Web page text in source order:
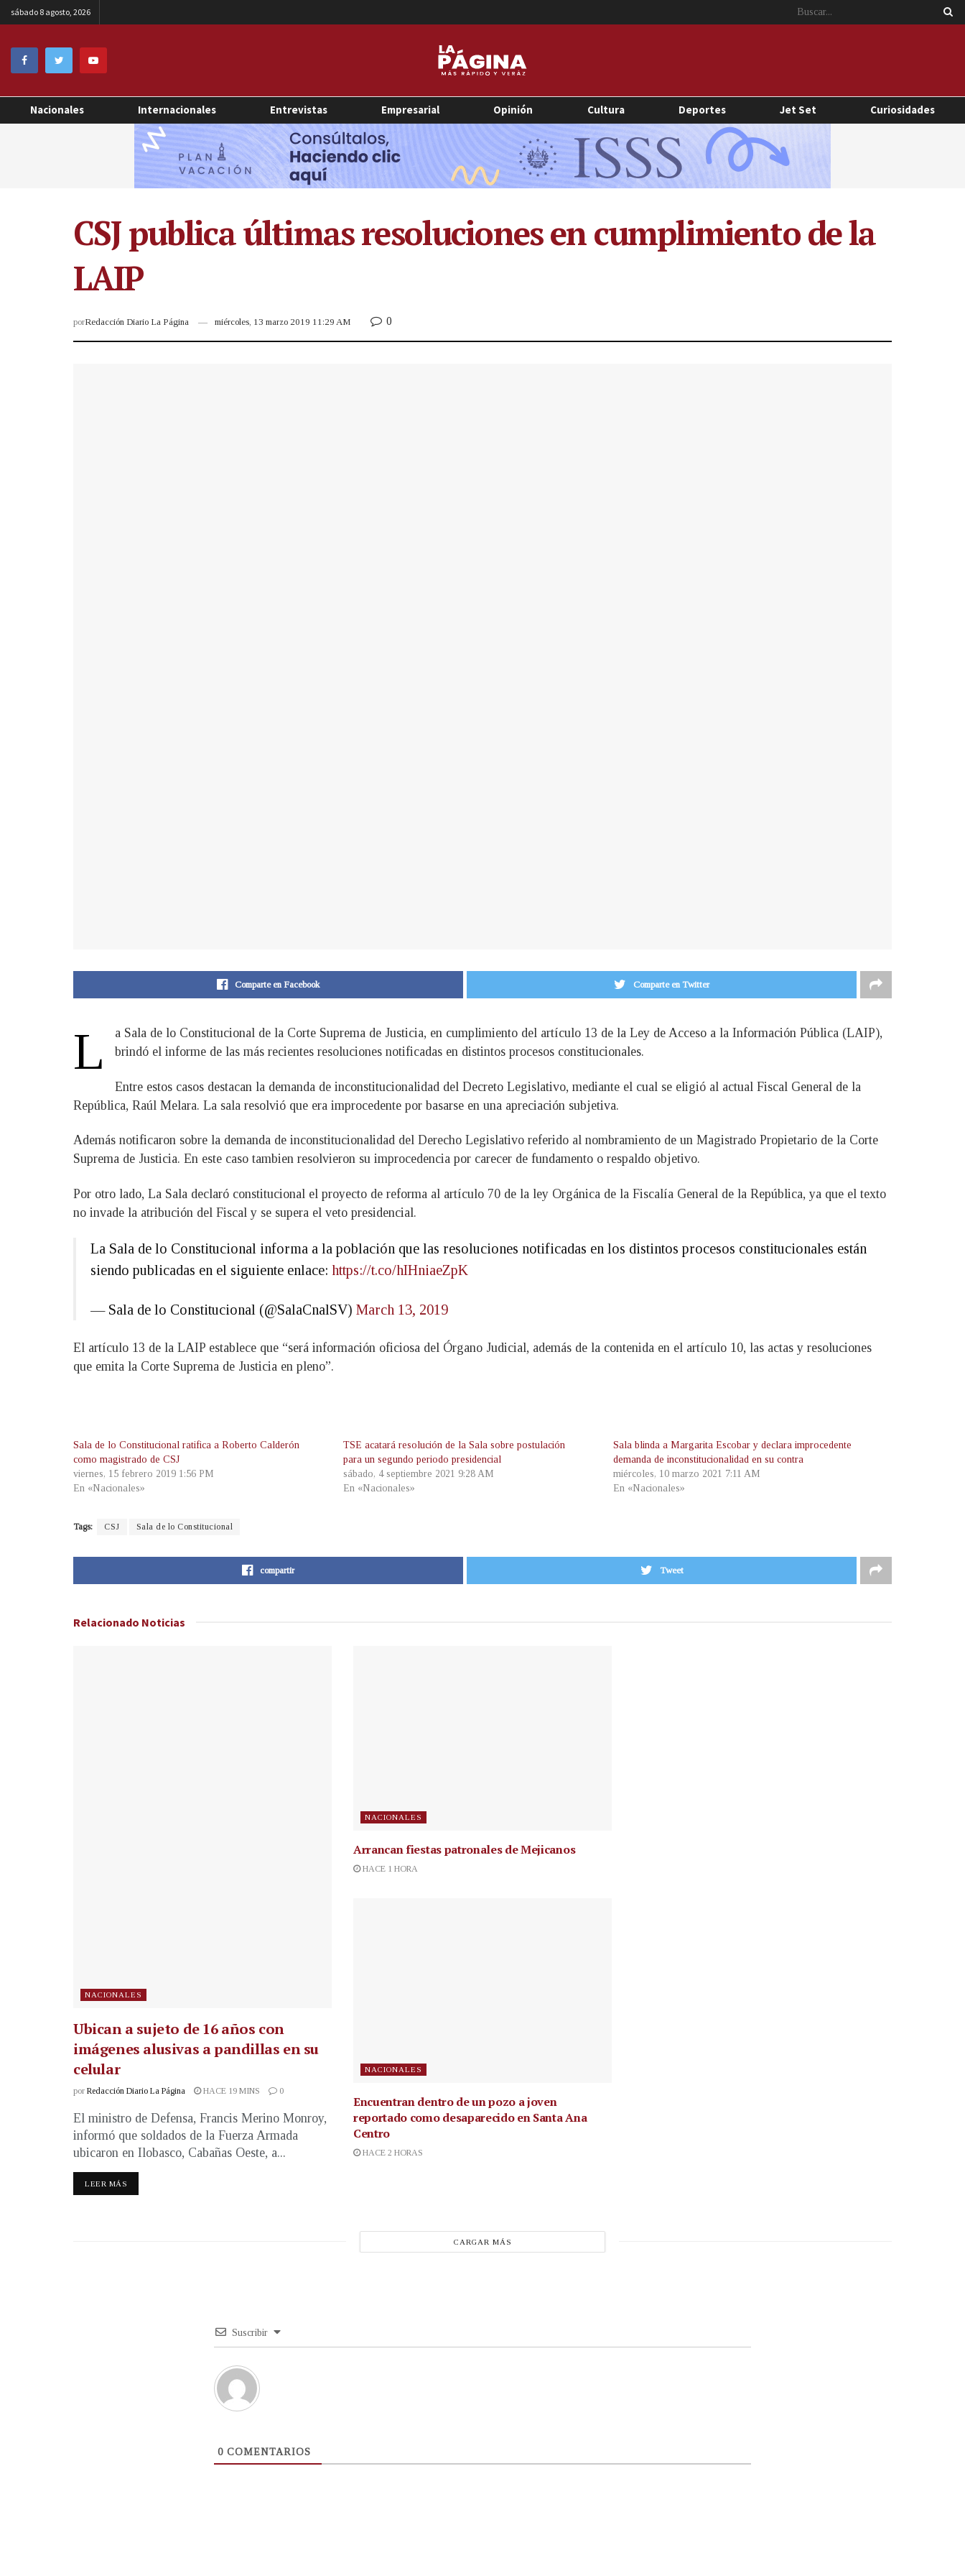
sábado 8 agosto, 2026
Nacionales Internacionales Entrevistas Empresarial Opinión Cultura Deportes Jet Set Curiosidades
CSJ publica últimas resoluciones en cumplimiento de la
LAIP
porRedacción Diario La Página miércoles, 13 marzo 2019 11:29 AM 0
Comparte en Facebook Comparte en Twitter
L
a Sala de lo Constitucional de la Corte Suprema de Justicia, en cumplimiento del artículo 13 de la Ley de Acceso a la Información Pública (LAIP),
brindó el informe de las más recientes resoluciones notificadas en distintos procesos constitucionales.
Entre estos casos destacan la demanda de inconstitucionalidad del Decreto Legislativo, mediante el cual se eligió al actual Fiscal General de la
República, Raúl Melara. La sala resolvió que era improcedente por basarse en una apreciación subjetiva.
Además notificaron sobre la demanda de inconstitucionalidad del Derecho Legislativo referido al nombramiento de un Magistrado Propietario de la Corte
Suprema de Justicia. En este caso tambien resolvieron su improcedencia por carecer de fundamento o respaldo objetivo.
Por otro lado, La Sala declaró constitucional el proyecto de reforma al artículo 70 de la ley Orgánica de la Fiscalía General de la República, ya que el texto
no invade la atribución del Fiscal y se supera el veto presidencial.
La Sala de lo Constitucional informa a la población que las resoluciones notificadas en los distintos procesos constitucionales están
siendo publicadas en el siguiente enlace: https://t.co/hIHniaeZpK
— Sala de lo Constitucional (@SalaCnalSV) March 13, 2019
El artículo 13 de la LAIP establece que “será información oficiosa del Órgano Judicial, además de la contenida en el artículo 10, las actas y resoluciones
que emita la Corte Suprema de Justicia en pleno”.
Sala de lo Constitucional ratifica a Roberto Calderón
como magistrado de CSJ
viernes, 15 febrero 2019 1:56 PM
En «Nacionales»
TSE acatará resolución de la Sala sobre postulación
para un segundo periodo presidencial
sábado, 4 septiembre 2021 9:28 AM
En «Nacionales»
Sala blinda a Margarita Escobar y declara improcedente
demanda de inconstitucionalidad en su contra
miércoles, 10 marzo 2021 7:11 AM
En «Nacionales»
Tags: CSJ Sala de lo Constitucional
compartir Tweet
Relacionado Noticias
NACIONALES
Ubican a sujeto de 16 años con
imágenes alusivas a pandillas en su
celular
por Redacción Diario La Página HACE 19 MINS 0
El ministro de Defensa, Francis Merino Monroy,
informó que soldados de la Fuerza Armada
ubicaron en Ilobasco, Cabañas Oeste, a...
LEER MÁS
NACIONALES
Arrancan fiestas patronales de Mejicanos
HACE 1 HORA
NACIONALES
Encuentran dentro de un pozo a joven
reportado como desaparecido en Santa Ana
Centro
HACE 2 HORAS
CARGAR MÁS
Suscribir
0 COMENTARIOS